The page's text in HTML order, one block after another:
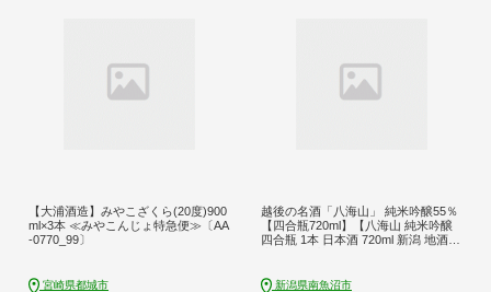
【大浦酒造】みやこざくら(20度)900
ml×3本 ≪みやこんじょ特急便≫〔AA
-0770_99〕
宮崎県都城市
越後の名酒「八海山」 純米吟醸55％
【四合瓶720ml】【八海山 純米吟醸
四合瓶 1本 日本酒 720ml 新潟 地酒
新潟県南魚沼市